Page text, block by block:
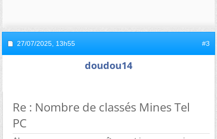
27/07/2025, 13h55 #3
doudou14
Re : Nombre de classés Mines Tel
PC